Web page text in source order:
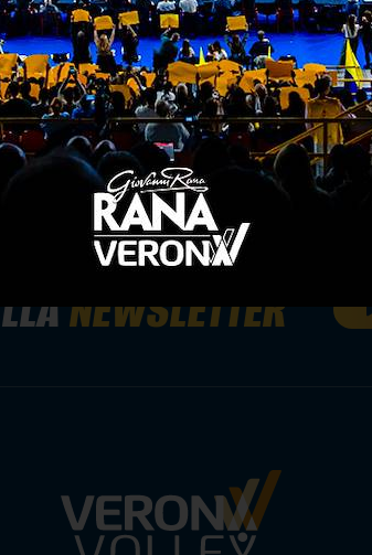
NEWSLETTER